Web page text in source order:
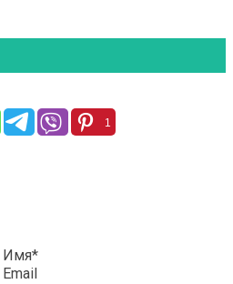
1
Имя*
Email